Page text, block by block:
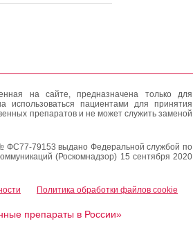
на сайте, предназначена только для
пациентами для принятия
препаратов и не может служить заменой
ФС77-79153 выдано Федеральной службой по
(Роскомнадзор) 15 сентября 2020
Политика обработки файлов cookie
препараты в России»